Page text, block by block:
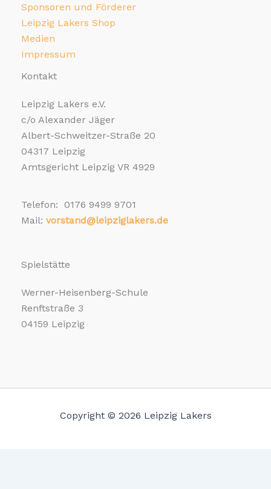
Sponsoren und Förderer
Leipzig Lakers Shop
Medien
Impressum
Kontakt
Leipzig Lakers e.V.
c/o Alexander Jäger
Albert-Schweitzer-Straße 20
04317 Leipzig
Amtsgericht Leipzig VR 4929
Telefon: 0176 9499 9701
Mail: vorstand@leipziglakers.de
Spielstätte
Werner-Heisenberg-Schule
Renftstraße 3
04159 Leipzig
Copyright © 2026 Leipzig Lakers